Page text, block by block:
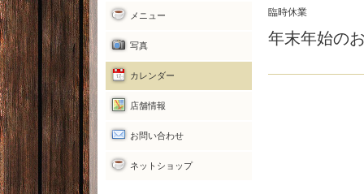
臨時休業
年末年始の
メニュー
写真
カレンダー
店舗情報
お問い合わせ
ネットショップ